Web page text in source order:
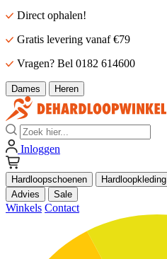
Direct ophalen!
Gratis levering vanaf €79
Vragen? Bel 0182 614600
Dames Heren
Zoek
Inloggen
Hardloopschoenen Hardloopkleding
Advies
Sale
Winkels Contact